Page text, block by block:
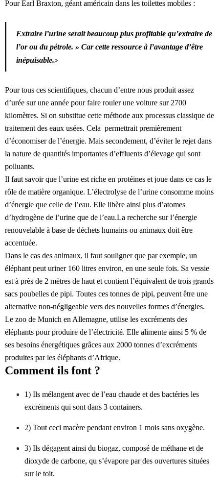
Pour Earl Braxton, géant américain dans les toilettes mobiles :
Extraire l’urine serait beaucoup plus profitable qu’extraire de
l’or ou du pétrole. » Car cette ressource à l’avantage d’être
inépuisable.»
Pour tous ces scientifiques, chacun d’entre nous produit assez
d’urée sur une année pour faire rouler une voiture sur 2700
kilomètres. Si on substitue cette méthode aux processus classique de
traitement des eaux usées. Cela permettrait premièrement
d’économiser de l’énergie. Mais secondement, d’éviter le rejet dans
la nature de quantités importantes d’effluents d’élevage qui sont
polluants.
Il faut savoir que l’urine est riche en protéines et joue dans ce cas le
rôle de matière organique. L’électrolyse de l’urine consomme moins
d’énergie que celle de l’eau. Elle libère ainsi plus d’atomes
d’hydrogène de l’urine que de l’eau.La recherche sur l’énergie
renouvelable à base de déchets humains ou animaux doit être
accentuée.
Dans le cas des animaux, il faut souligner que par exemple, un
éléphant peut uriner 160 litres environ, en une seule fois. Sa vessie
est à près de 2 mètres de haut et contient l’équivalent de trois grands
sacs poubelles de pipi. Toutes ces tonnes de pipi, peuvent être une
alternative non-négligeable vers des nouvelles formes d’énergies.
Le zoo de Munich en Allemagne, utilise les excréments des
éléphants pour produire de l’électricité. Elle alimente ainsi 5 % de
ses besoins énergétiques grâces aux 2000 tonnes d’excréments
produites par les éléphants d’Afrique.
Comment ils font ?
1) Ils mélangent avec de l’eau chaude et des bactéries les
excréments qui sont dans 3 containers.
2) Tout ceci macère pendant environ 1 mois sans oxygène.
3) Ils dégagent ainsi du biogaz, composé de méthane et de
dioxyde de carbone, qu s’évapore par des ouvertures situées
sur le toit.